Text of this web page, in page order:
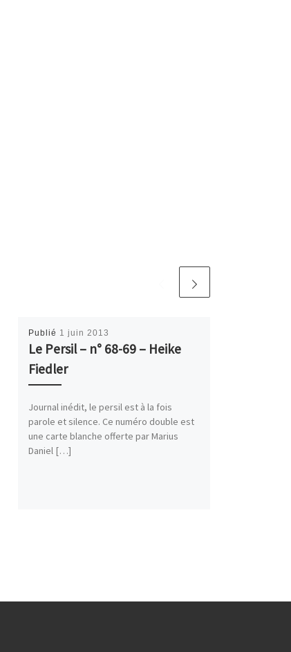
Publié 1 juin 2013
Le Persil – n° 68-69 – Heike
Fiedler
Journal inédit, le persil est à la fois
parole et silence. Ce numéro double est
une carte blanche offerte par Marius
Daniel […]